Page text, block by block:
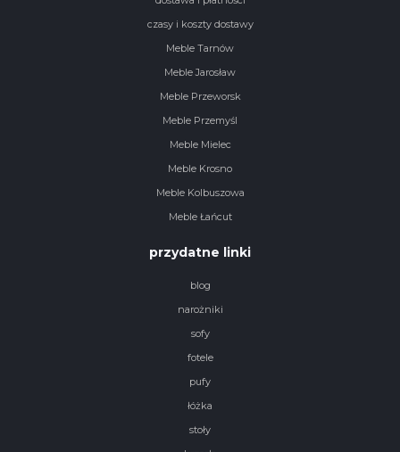
czasy i koszty dostawy
Meble Tarnów
Meble Jarosław
Meble Przeworsk
Meble Przemyśl
Meble Mielec
Meble Krosno
Meble Kolbuszowa
Meble Łańcut
przydatne linki
blog
narożniki
sofy
fotele
pufy
łóżka
stoły